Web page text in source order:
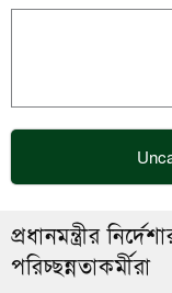
প্রধানমন্ত্রীর
পরিচ্ছন্নতাকর্মীরা